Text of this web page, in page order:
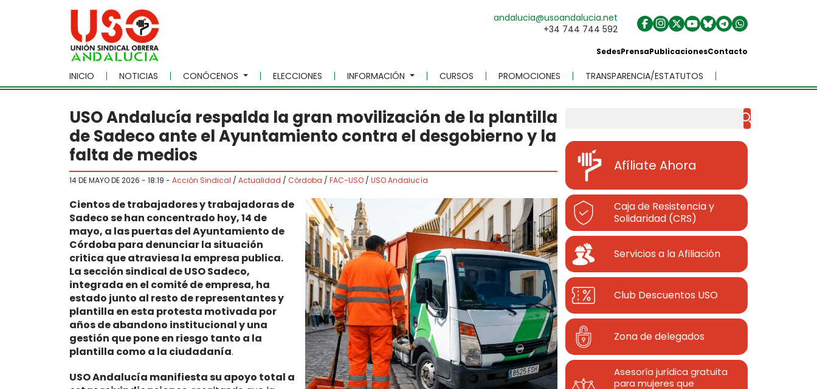
Skip to main content
andalucia@usoandalucia.net
+34 744 744 592
SedesPrensaPublicacionesContacto
INICIO NOTICIAS CONÓCENOS ELECCIONES INFORMACIÓN CURSOS PROMOCIONES TRANSPARENCIA/ESTATUTOS
USO Andalucía respalda la gran movilización de la plantilla
de Sadeco ante el Ayuntamiento contra el desgobierno y la
falta de medios
14 DE MAYO DE 2026 - 18:19 - Acción Sindical / Actualidad / Córdoba / FAC-USO / USO Andalucía
Cientos de trabajadoresy trabajadorasde
Sadeco se han concentrado hoy, 14 de
mayo, a las puertas del Ayuntamiento de
Córdoba para denunciar la situación
critica que atraviesa la empresa publica.
La sección sindical de USO Sadeco,
integrada en el comité de empresa, ha
estado junto al resto de representantesy
plantilla en esta protesta motivada por
años de abandono institucional y una
gestión que pone en riesgo tanto a la
plantilla como a la ciudadanía.
USO Andalucía manifiesta su apoyo total a
Afíliate Ahora
Caja de Resistencia y
Solidaridad (CRS)
Servicios a la Afiliación
Club Descuentos USO
Zona de delegados
Asesoría jurídica gratuita
para mujeres que